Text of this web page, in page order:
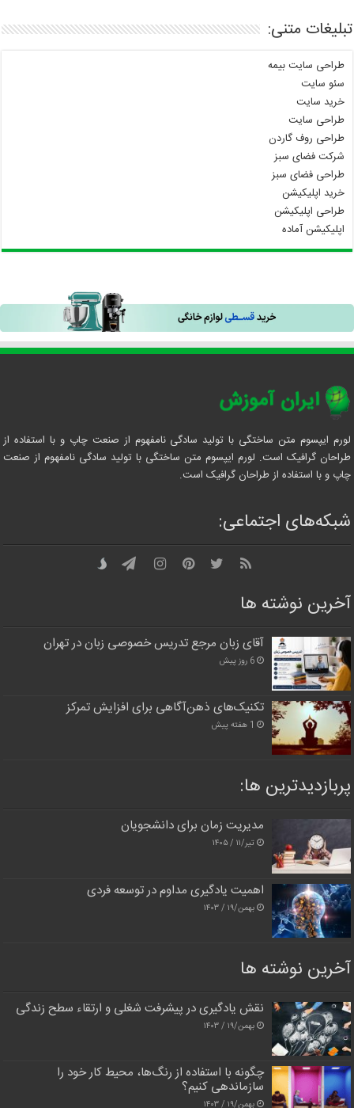
تبلیغات متنی:
طراحی سایت بیمه
سئو سایت
خرید سایت
طراحی سایت
طراحی روف گاردن
شرکت فضای سبز
طراحی فضای سبز
خرید اپلیکیشن
طراحی اپلیکیشن
اپلیکیشن آماده
لورم ایپسوم متن ساختگی با تولید سادگی نامفهوم از صنعت چاپ و با استفاده از
طراحان گرافیک است. لورم ایپسوم متن ساختگی با تولید سادگی نامفهوم از صنعت
چاپ و با استفاده از طراحان گرافیک است.
شبکه‌های اجتماعی:
آخرین نوشته ها
آقای زبان مرجع تدریس خصوصی زبان در تهران
6 روز پیش
تکنیک‌های ذهن‌آگاهی برای افزایش تمرکز
1 هفته پیش
پربازدیدترین‌ ها:
مدیریت زمان برای دانشجویان
تیر/۱۱ / ۱۴۰۵
اهمیت یادگیری مداوم در توسعه فردی
بهمن/۱۹ / ۱۴۰۳
آخرین نوشته ها
نقش یادگیری در پیشرفت شغلی و ارتقاء سطح زندگی
بهمن/۱۹ / ۱۴۰۳
چگونه با استفاده از رنگ‌ها، محیط کار خود را
سازماندهی کنیم؟
بهمن/۱۹ / ۱۴۰۳